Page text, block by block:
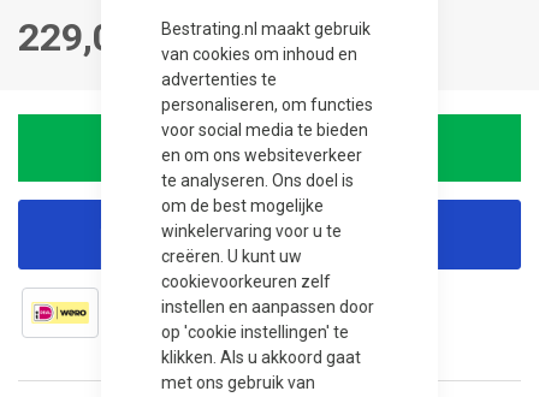
Bestrating.nl maakt gebruik
van cookies om inhoud en
advertenties te
personaliseren, om functies
voor social media te bieden
en om ons websiteverkeer
te analyseren. Ons doel is
om de best mogelijke
winkelervaring voor u te
creëren. U kunt uw
cookievoorkeuren zelf
instellen en aanpassen door
op 'cookie instellingen' te
klikken. Als u akkoord gaat
met ons gebruik van
229,00
In winkelwagen
Korting aanvragen